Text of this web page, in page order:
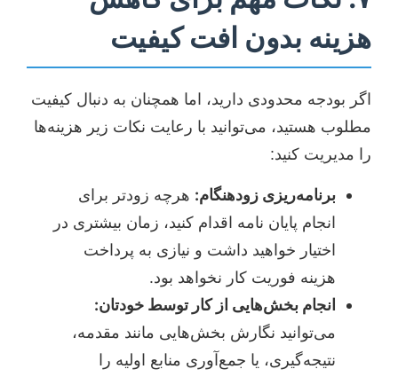
هزینه بدون افت کیفیت
اگر بودجه محدودی دارید، اما همچنان به دنبال کیفیت
مطلوب هستید، می‌توانید با رعایت نکات زیر هزینه‌ها
را مدیریت کنید:
برنامه‌ریزی زودهنگام: هرچه زودتر برای
انجام پایان نامه اقدام کنید، زمان بیشتری در
اختیار خواهید داشت و نیازی به پرداخت
هزینه فوریت کار نخواهد بود.
انجام بخش‌هایی از کار توسط خودتان:
می‌توانید نگارش بخش‌هایی مانند مقدمه،
نتیجه‌گیری، یا جمع‌آوری منابع اولیه را